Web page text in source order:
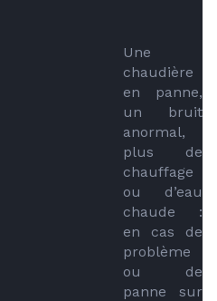
Une
chaudière
en panne,
un bruit
anormal,
plus de
chauffage
ou d’eau
chaude :
en cas de
problème
ou de
panne sur